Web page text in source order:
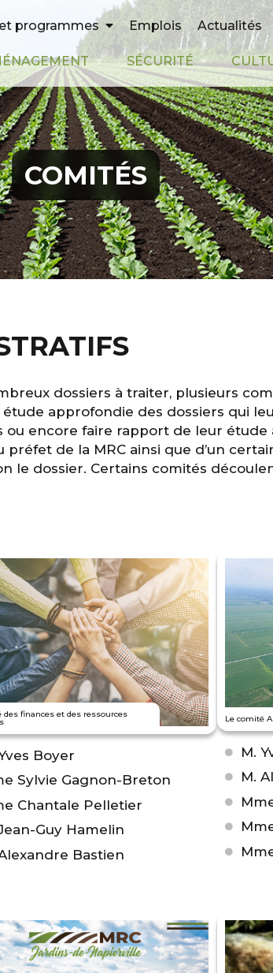
programmes Emplois Actualités
SÉCURITÉ
COMITÉS
dossiers à traiter, plusieurs
approfondie des dossiers qui
encore faire rapport de leur étude
de la MRC ainsi que d’un
le dossier. Certains comités
des finances et des ressources
Boyer
Sylvie Gagnon-Breton
Chantale Pelletier
Guy Hamelin
Bastien
Le comité
M.
M.